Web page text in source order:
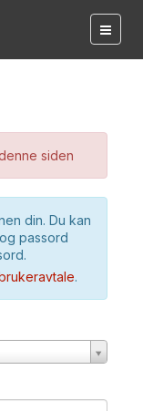
siden
din. Du kan
passord
.